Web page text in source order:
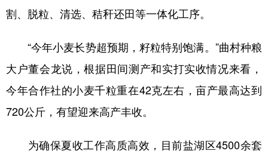
公益 一带一路 亚太网
地方频道
北京 天津
浙江 安徽 福建
割、脱粒、清选、秸秆还田等一体化工序。
“今年小麦长势超预期，籽粒特别饱满。”曲村种粮
大户董会龙说，根据田间测产和实打实收情况来看，
今年合作社的小麦千粒重在42克左右，亩产最高达到
720公斤，有望迎来高产丰收。
为确保夏收工作高质高效，目前盐湖区4500余套